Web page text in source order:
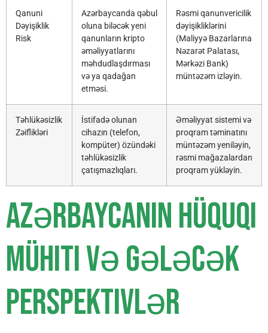
Qanuni
Dəyişiklik
Risk
Azərbaycanda qəbul
oluna biləcək yeni
qanunların kripto
əməliyyatlarını
məhdudlaşdırması
və ya qadağan
etməsi.
Rəsmi qanunvericilik
dəyişikliklərini
(Maliyyə Bazarlarına
Nəzarət Palatası,
Mərkəzi Bank)
müntəzəm izləyin.
Təhlükəsizlik
Zəiflikləri
İstifadə olunan
cihazın (telefon,
kompüter) özündəki
təhlükəsizlik
çatışmazlıqları.
Əməliyyat sistemi və
proqram təminatını
müntəzəm yeniləyin,
rəsmi mağazalardan
proqram yükləyin.
Azərbaycanın Hüquqi
Mühiti və Gələcək
Perspektivlər